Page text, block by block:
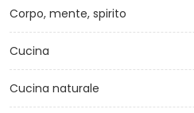
Corpo, mente, spirito
Cucina
Cucina naturale